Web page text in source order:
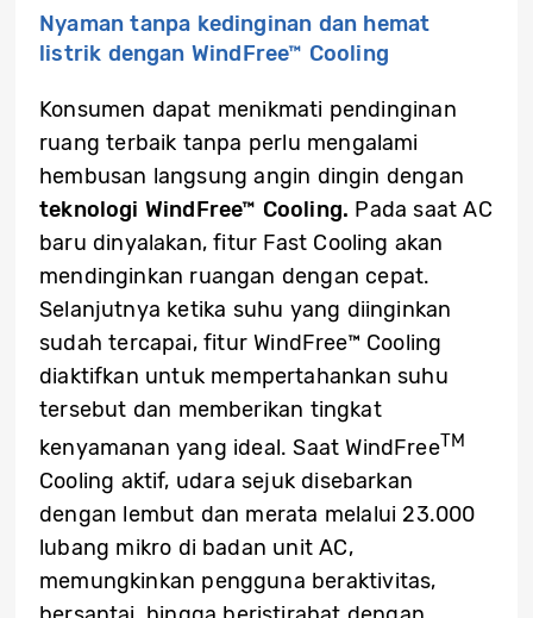
Nyaman tanpa kedinginan dan hemat
listrik dengan WindFree™ Cooling
Konsumen dapat menikmati pendinginan
ruang terbaik tanpa perlu mengalami
hembusan langsung angin dingin dengan
teknologi WindFree™ Cooling. Pada saat AC
baru dinyalakan, fitur Fast Cooling akan
mendinginkan ruangan dengan cepat.
Selanjutnya ketika suhu yang diinginkan
sudah tercapai, fitur WindFree™ Cooling
diaktifkan untuk mempertahankan suhu
tersebut dan memberikan tingkat
kenyamanan yang ideal. Saat WindFreeTM
Cooling aktif, udara sejuk disebarkan
dengan lembut dan merata melalui 23.000
lubang mikro di badan unit AC,
memungkinkan pengguna beraktivitas,